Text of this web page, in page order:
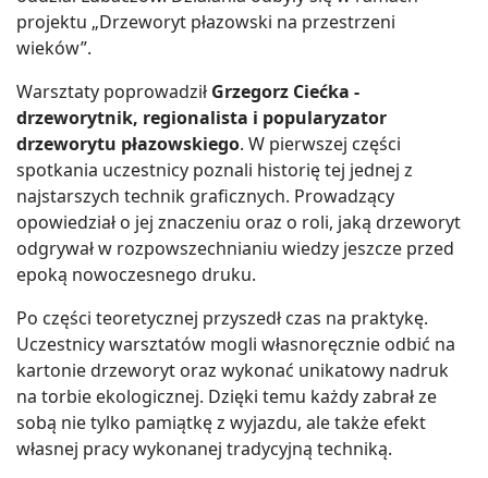
projektu „Drzeworyt płazowski na przestrzeni
wieków”.
Warsztaty poprowadził Grzegorz Ciećka -
drzeworytnik, regionalista i popularyzator
drzeworytu płazowskiego. W pierwszej części
spotkania uczestnicy poznali historię tej jednej z
najstarszych technik graficznych. Prowadzący
opowiedział o jej znaczeniu oraz o roli, jaką drzeworyt
odgrywał w rozpowszechnianiu wiedzy jeszcze przed
epoką nowoczesnego druku.
Po części teoretycznej przyszedł czas na praktykę.
Uczestnicy warsztatów mogli własnoręcznie odbić na
kartonie drzeworyt oraz wykonać unikatowy nadruk
na torbie ekologicznej. Dzięki temu każdy zabrał ze
sobą nie tylko pamiątkę z wyjazdu, ale także efekt
własnej pracy wykonanej tradycyjną techniką.